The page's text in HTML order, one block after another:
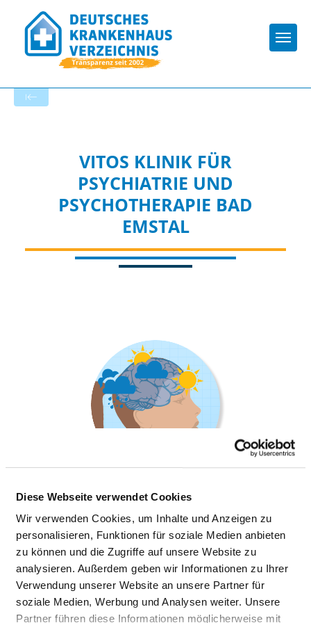
Diese Webseite verwendet Cookies
Wir verwenden Cookies, um Inhalte und Anzeigen zu
personalisieren, Funktionen für soziale Medien anbieten
zu können und die Zugriffe auf unsere Website zu
analysieren. Außerdem geben wir Informationen zu Ihrer
Verwendung unserer Website an unsere Partner für
soziale Medien, Werbung und Analysen weiter. Unsere
Partner führen diese Informationen möglicherweise mit
VITOS KLINIK FÜR
PSYCHIATRIE UND
PSYCHOTHERAPIE BAD
EMSTAL
ALLGEMEINE PSYCHIATRIE,
STATIONSÄQUIVALENTE BEHANDLUNG
IN DER PRIVATWOHNUNG
Mit Notfallambulanz